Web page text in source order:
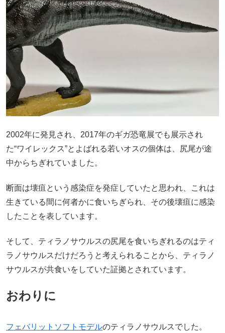
2002年に発見され、 2017年のギガ恐竜展でも展示され
た“ワイレックス”とよばれる若いオスの個体は、尻尾が途
中からちぎれていました。
断面は壊疽という感染症を発症していたと思われ、これは
生きている間に何者かに食いちぎられ、その後壊疽に感染
したことを表しています。
そして、ティラノサウルスの尻尾を食いちぎれるのはティ
ラノサウルスだけだろうと考えられることから、ティラノ
サウルスが共食いをしていた証拠とされています。
おわりに
フェバリットソフトモデルのティラノサウルスでした。